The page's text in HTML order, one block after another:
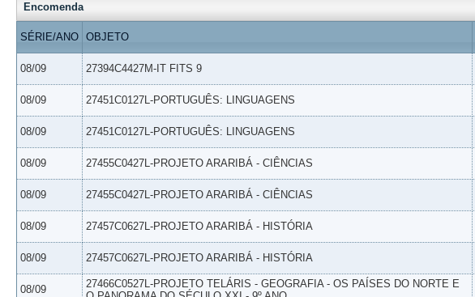
Encomenda
SÉRIE/ANO OBJETO
08/09 27394C4427M-IT FITS 9
08/09 27451C0127L-PORTUGUÊS: LINGUAGENS
08/09 27451C0127L-PORTUGUÊS: LINGUAGENS
08/09 27455C0427L-PROJETO ARARIBÁ - CIÊNCIAS
08/09 27455C0427L-PROJETO ARARIBÁ - CIÊNCIAS
08/09 27457C0627L-PROJETO ARARIBÁ - HISTÓRIA
08/09 27457C0627L-PROJETO ARARIBÁ - HISTÓRIA
08/09
27466C0527L-PROJETO TELÁRIS - GEOGRAFIA - OS PAÍSES DO NORTE E